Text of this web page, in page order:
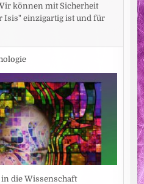
können mit Sicherheit
Isis" einzigartig ist und für
die Wissenschaft